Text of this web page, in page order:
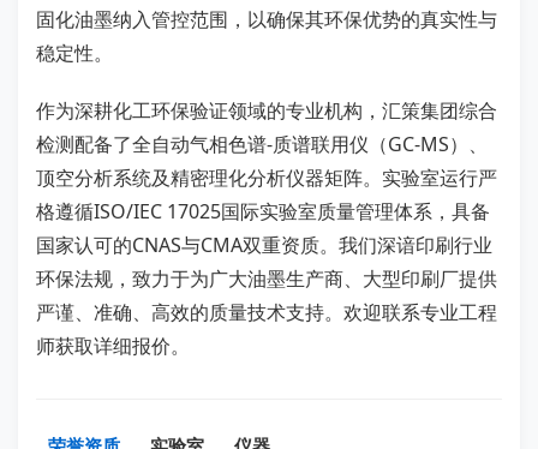
固化油墨纳入管控范围，以确保其环保优势的真实性与
稳定性。
作为深耕化工环保验证领域的专业机构，汇策集团综合
检测配备了全自动气相色谱-质谱联用仪（GC-MS）、
顶空分析系统及精密理化分析仪器矩阵。实验室运行严
格遵循ISO/IEC 17025国际实验室质量管理体系，具备
国家认可的CNAS与CMA双重资质。我们深谙印刷行业
环保法规，致力于为广大油墨生产商、大型印刷厂提供
严谨、准确、高效的质量技术支持。欢迎联系专业工程
师获取详细报价。